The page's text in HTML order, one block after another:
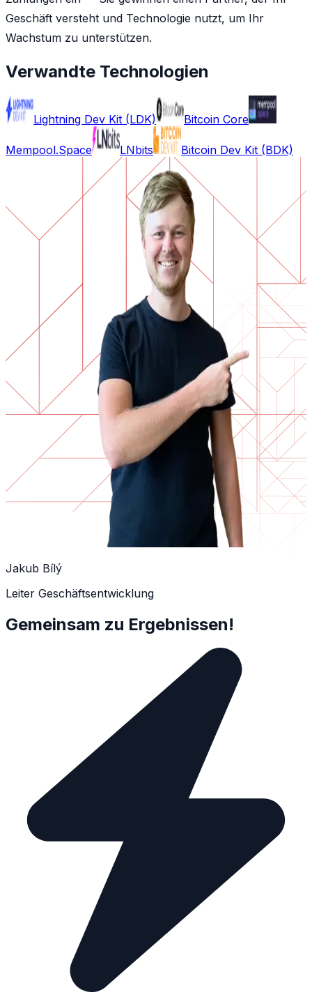
Geschäft versteht und Technologie nutzt, um Ihr
Wachstum zu unterstützen.
Verwandte Technologien
Lightning Dev Kit (LDK) Bitcoin Core
Mempool.Space LNbits Bitcoin Dev Kit (BDK)
Jakub Bílý
Leiter Geschäftsentwicklung
Gemeinsam zu Ergebnissen!